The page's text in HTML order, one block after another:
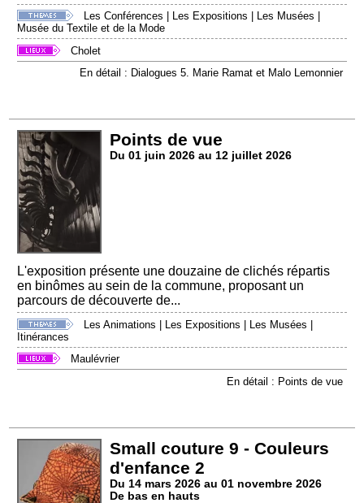
Les Conférences Les Expositions Les Musées
Musée du Textile et de la Mode
Cholet
En détail : Dialogues 5. Marie Ramat et Malo Lemonnier
Points de vue
Du 01 juin 2026 au 12 juillet 2026
L'exposition présente une douzaine de clichés répartis
en binômes au sein de la commune, proposant un
parcours de découverte de...
Les Animations Les Expositions Les Musées
Itinérances
Maulévrier
En détail : Points de vue
Small couture 9 - Couleurs
d'enfance 2
Du 14 mars 2026 au 01 novembre 2026
De bas en hauts